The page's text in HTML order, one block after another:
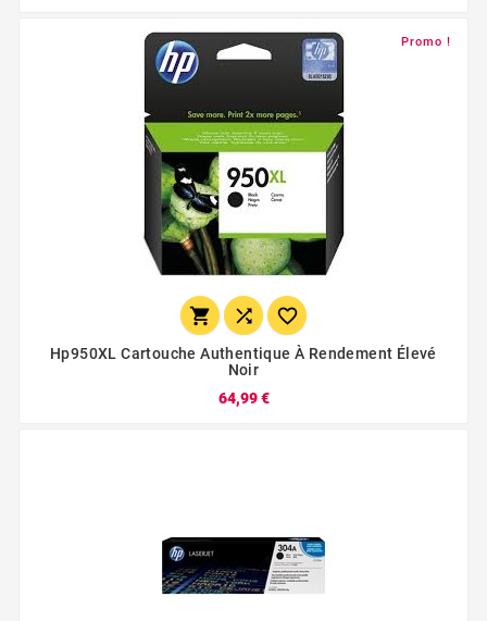
Promo !
  
Hp950XL Cartouche Authentique À Rendement Élevé
Noir
64,99 €